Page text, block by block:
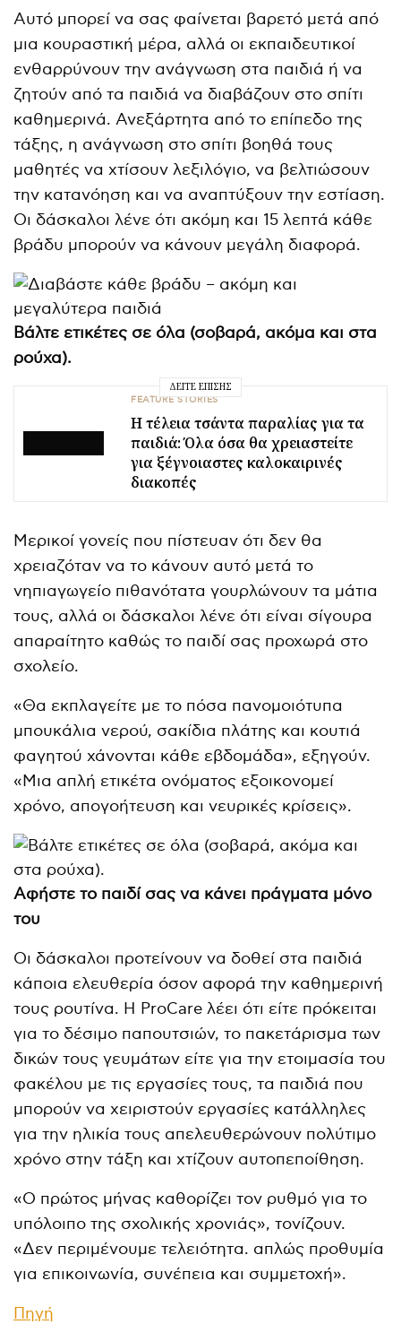
Αυτό μπορεί να σας φαίνεται βαρετό μετά από
μια κουραστική μέρα, αλλά οι εκπαιδευτικοί
ενθαρρύνουν την ανάγνωση στα παιδιά ή να
ζητούν από τα παιδιά να διαβάζουν στο σπίτι
καθημερινά. Ανεξάρτητα από το επίπεδο της
τάξης, η ανάγνωση στο σπίτι βοηθά τους
μαθητές να χτίσουν λεξιλόγιο, να βελτιώσουν
την κατανόηση και να αναπτύξουν την εστίαση.
Οι δάσκαλοι λένε ότι ακόμη και 15 λεπτά κάθε
βράδυ μπορούν να κάνουν μεγάλη διαφορά.
Βάλτε ετικέτες σε όλα (σοβαρά, ακόμα και στα
ρούχα).
ΔΕΊΤΕ ΕΠΊΣΗΣ
FEATURE STORIES
Η τέλεια τσάντα παραλίας για τα
παιδιά: Όλα όσα θα χρειαστείτε
για ξέγνοιαστες καλοκαιρινές
διακοπές
Μερικοί γονείς που πίστευαν ότι δεν θα
χρειαζόταν να το κάνουν αυτό μετά το
νηπιαγωγείο πιθανότατα γουρλώνουν τα μάτια
τους, αλλά οι δάσκαλοι λένε ότι είναι σίγουρα
απαραίτητο καθώς το παιδί σας προχωρά στο
σχολείο.
«Θα εκπλαγείτε με το πόσα πανομοιότυπα
μπουκάλια νερού, σακίδια πλάτης και κουτιά
φαγητού χάνονται κάθε εβδομάδα», εξηγούν.
«Μια απλή ετικέτα ονόματος εξοικονομεί
χρόνο, απογοήτευση και νευρικές κρίσεις».
Αφήστε το παιδί σας να κάνει πράγματα μόνο
του
Οι δάσκαλοι προτείνουν να δοθεί στα παιδιά
κάποια ελευθερία όσον αφορά την καθημερινή
τους ρουτίνα. Η ProCare λέει ότι είτε πρόκειται
για το δέσιμο παπουτσιών, το πακετάρισμα των
δικών τους γευμάτων είτε για την ετοιμασία του
φακέλου με τις εργασίες τους, τα παιδιά που
μπορούν να χειριστούν εργασίες κατάλληλες
για την ηλικία τους απελευθερώνουν πολύτιμο
χρόνο στην τάξη και χτίζουν αυτοπεποίθηση.
«Ο πρώτος μήνας καθορίζει τον ρυθμό για το
υπόλοιπο της σχολικής χρονιάς», τονίζουν.
«Δεν περιμένουμε τελειότητα. απλώς προθυμία
για επικοινωνία, συνέπεια και συμμετοχή».
Πηγή